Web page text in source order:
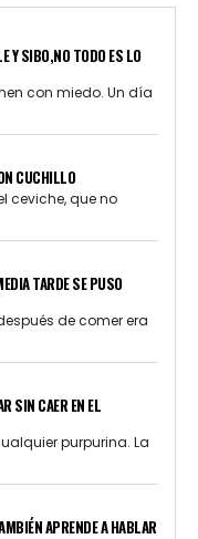
Y SIBO,NO TODO ES LO
con miedo. Un día
CUCHILLO
ceviche, que no
TARDE SE PUSO
de comer era
SIN CAER EN EL
purpurina. La
APRENDE A HABLAR